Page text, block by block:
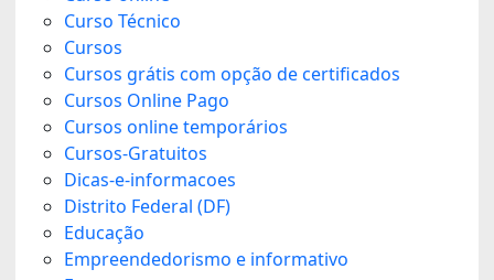
Curso Técnico
Cursos
Cursos grátis com opção de certificados
Cursos Online Pago
Cursos online temporários
Cursos-Gratuitos
Dicas-e-informacoes
Distrito Federal (DF)
Educação
Empreendedorismo e informativo